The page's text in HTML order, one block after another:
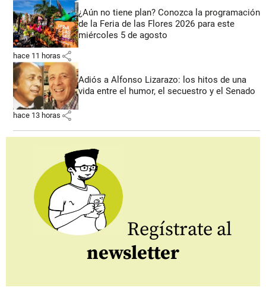
¿Aún no tiene plan? Conozca la programación
de la Feria de las Flores 2026 para este
miércoles 5 de agosto
hace 11 horas share
Adiós a Alfonso Lizarazo: los hitos de una
vida entre el humor, el secuestro y el Senado
hace 13 horas share
Regístrate al
newsletter